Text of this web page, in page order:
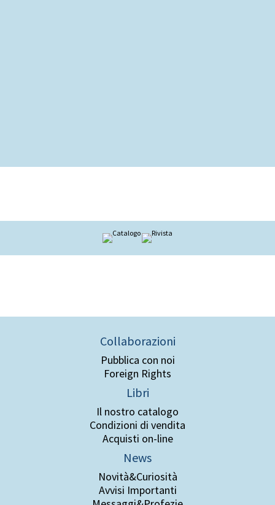
Collaborazioni
Pubblica con noi
Foreign Rights
Libri
Il nostro catalogo
Condizioni di vendita
Acquisti on-line
News
Novità&Curiosità
Avvisi Importanti